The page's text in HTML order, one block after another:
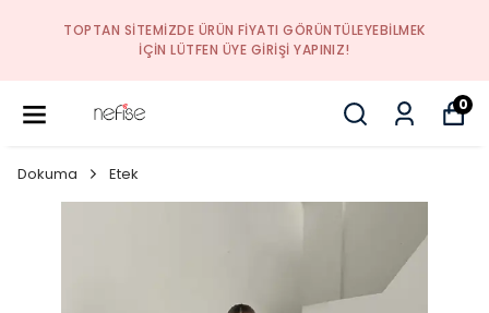
YENI SEZON ÜRÜNLER
0
Dokuma Etek